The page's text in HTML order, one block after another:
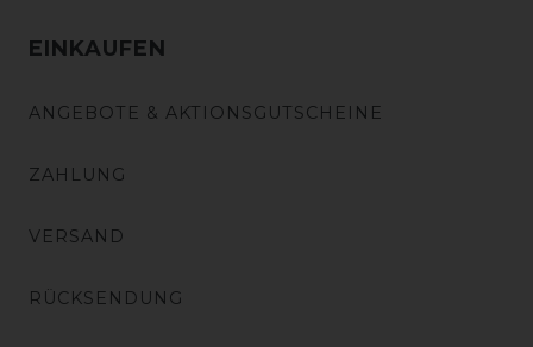
EINKAUFEN
ANGEBOTE & AKTIONSGUTSCHEINE
ZAHLUNG
VERSAND
RÜCKSENDUNG